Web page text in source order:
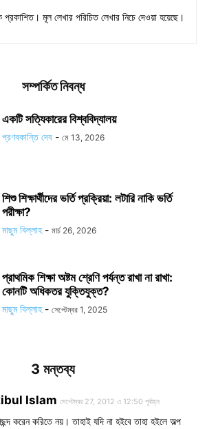
মূল লেখার পরিচিত লেখার নিচে দেওয়া হয়েছে।
সম্পর্কিত নিবন্ধ
একটি সত্যিকারের বিশ্ববিদ্যালয়
প্রণবকান্তি দেব - মে 13, 2026
শিশু শিক্ষার্থীদের ভর্তি প্রক্রিয়া: লটারি নাকি ভর্তি
পরীক্ষা?
মাছুম বিল্লাহ - মার্চ 26, 2026
প্রাথমিক শিক্ষা অষ্টম শ্রেণি পর্যন্ত রাখা না রাখা:
কোনটি অধিকতর যুক্তিযুক্ত?
মাছুম বিল্লাহ - সেপ্টেম্বর 1, 2025
3 মন্তব্য
Islam সেপ্টেম্বর 27, 2012 এ 12:50 পূর্বাহ্ন
করেন করিতে নয়। তাহাই যদি না হইবে তাহা হইলে অল্প